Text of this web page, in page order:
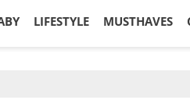
LIFESTYLE MUSTHAVES